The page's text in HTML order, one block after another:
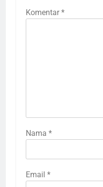
Komentar *
Nama *
Email *